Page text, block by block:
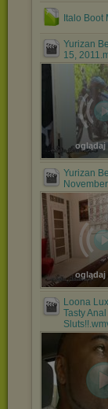
Italo Boot
Yurizan
15,
oglądaj
Yurizan
oglądaj
Loona
Tasty